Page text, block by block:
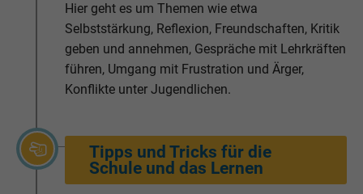
Hier geht es um Themen wie etwa
Selbststärkung, Reflexion, Freundschaften, Kritik
geben und annehmen, Gespräche mit Lehrkräften
führen, Umgang mit Frustration und Ärger,
Konflikte unter Jugendlichen.
Tipps und Tricks für die
Schule und das Lernen